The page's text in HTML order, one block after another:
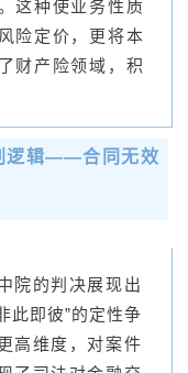
这种使业务性质
险定价，更将本
财产险领域，积
逻辑——合同无效
院的判决展现出
此即彼”的定性争
高维度，对案件